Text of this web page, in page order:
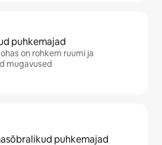
puhkemajad
on rohkem ruumi ja
mugavused
puhkemajad